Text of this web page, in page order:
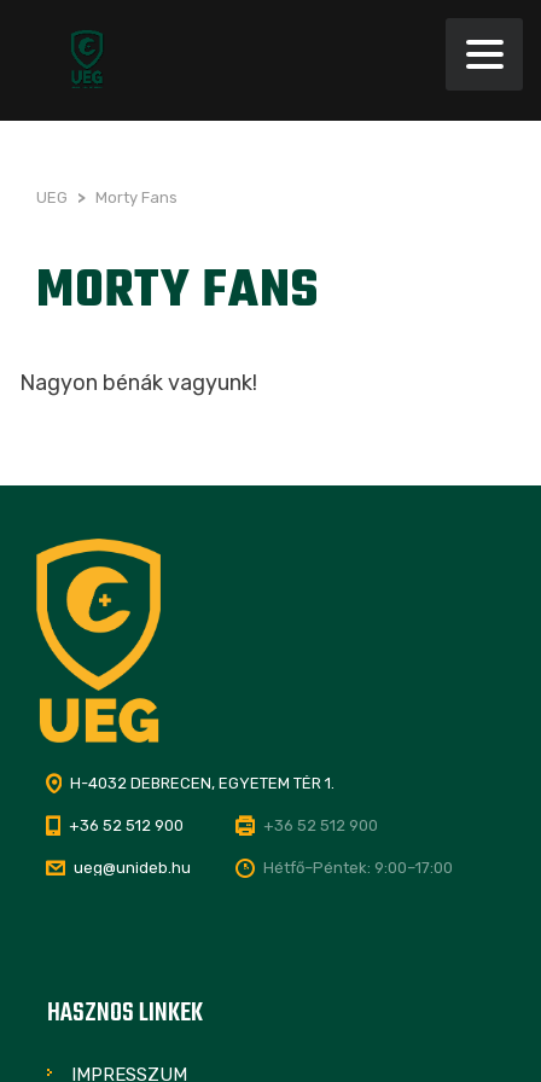
UEG > Morty Fans
MORTY FANS
Nagyon bénák vagyunk!
H-4032 DEBRECEN, EGYETEM TÉR 1.
+36 52 512 900 +36 52 512 900
ueg@unideb.hu Hétfő–Péntek: 9:00–17:00
HASZNOS LINKEK
IMPRESSZUM